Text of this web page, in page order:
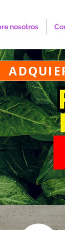
nosotros